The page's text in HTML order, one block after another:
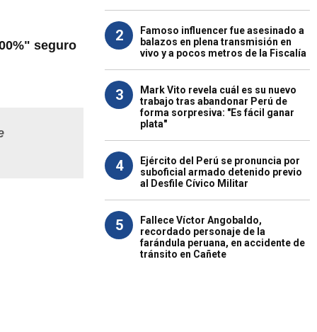
seguro
2
Famoso influencer fue asesinado a
balazos en plena transmisión en
vivo y a pocos metros de la Fiscalía
3
Mark Vito revela cuál es su nuevo
trabajo tras abandonar Perú de
forma sorpresiva: "Es fácil ganar
plata"
4
Ejército del Perú se pronuncia por
suboficial armado detenido previo
al Desfile Cívico Militar
5
Fallece Víctor Angobaldo,
recordado personaje de la
farándula peruana, en accidente de
tránsito en Cañete